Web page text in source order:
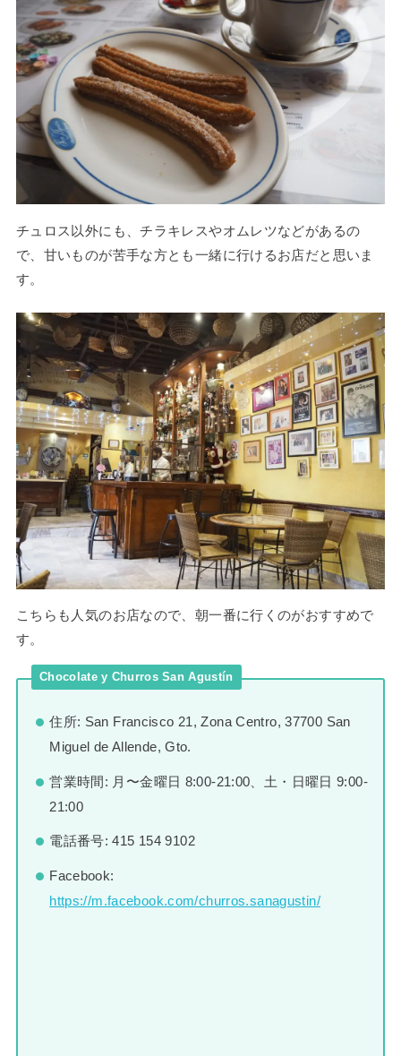
チュロス以外にも、チラキレスやオムレツなどがあるの
で、甘いものが苦手な方とも一緒に行けるお店だと思いま
す。
こちらも人気のお店なので、朝一番に行くのがおすすめで
す。
Chocolate y Churros San Agustín
住所: San Francisco 21, Zona Centro, 37700 San
Miguel de Allende, Gto.
営業時間: 月〜金曜日 8:00-21:00、土・日曜日 9:00-
21:00
電話番号: 415 154 9102
Facebook:
https://m.facebook.com/churros.sanagustin/